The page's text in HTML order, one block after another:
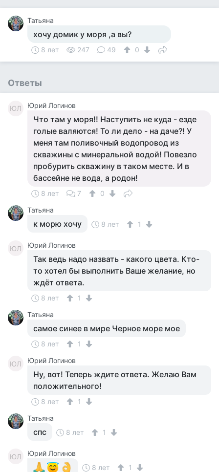
Татьяна
хочу домик у моря ,а вы?
8 лет 247 49 0
Ответы
ЮЛ Юрий Логинов
Что там у моря!! Наступить не куда - езде
голые валяются! То ли дело - на даче?! У
меня там поливочный водопровод из
скважины с минеральной водой! Повезло
пробурить скважину в таком месте. И в
бассейне не вода, а родон!
8 лет 7
0
Татьяна
к морю хочу 8 лет 1
ЮЛ Юрий Логинов
Так ведь надо назвать - какого цвета. Кто-
то хотел бы выполнить Ваше желание, но
ждёт ответа.
8 лет
1
Татьяна
самое синее в мире Черное море мое
8 лет 1
ЮЛ Юрий Логинов
Ну, вот! Теперь ждите ответа. Желаю Вам
положительного!
8 лет
1
Татьяна
спс 8 лет 1
ЮЛ
Юрий Логинов
8 лет
1